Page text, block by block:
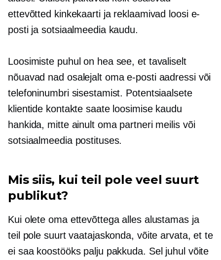
ettevõtted kinkekaarti ja reklaamivad loosi e-
posti ja sotsiaalmeedia kaudu.
Loosimiste puhul on hea see, et tavaliselt
nõuavad nad osalejalt oma e-posti aadressi või
telefoninumbri sisestamist. Potentsiaalsete
klientide kontakte saate loosimise kaudu
hankida, mitte ainult oma partneri meilis või
sotsiaalmeedia postituses.
Mis siis, kui teil pole veel suurt
publikut?
Kui olete oma ettevõttega alles alustamas ja
teil pole suurt vaatajaskonda, võite arvata, et te
ei saa koostööks palju pakkuda. Sel juhul võite